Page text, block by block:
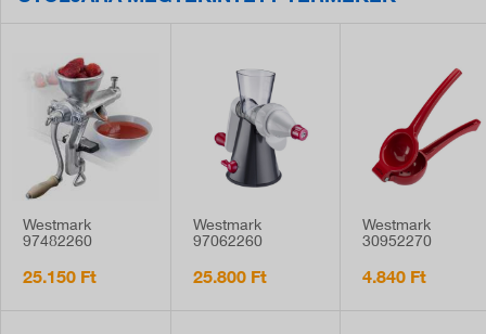
Westmark
97482260
passzírozó és
25.150 Ft
Westmark
97062260
kézi, lé tartállyal
25.800 Ft
Westmark
30952270
alumínium, Juicy
4.840 Ft